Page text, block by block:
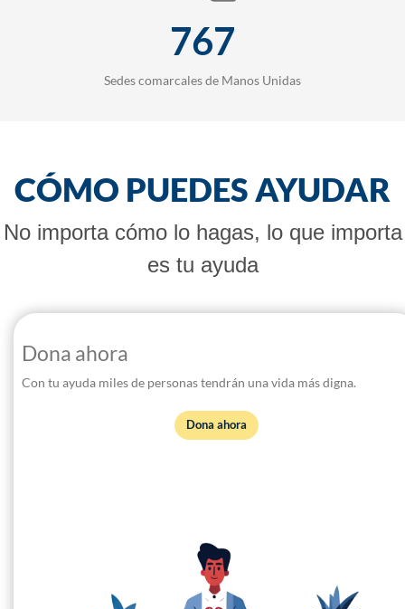
767
Sedes comarcales de Manos Unidas
CÓMO PUEDES AYUDAR
No importa cómo lo hagas, lo que importa
es tu ayuda
Dona ahora
Con tu ayuda miles de personas tendrán una vida más digna.
Dona ahora